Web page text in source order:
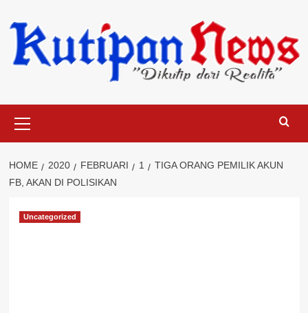
to
content
Menu
HOME 2020 FEBRUARI 1
TIGA ORANG PEMILIK AKUN
FB, AKAN DI POLISIKAN
Uncategorized